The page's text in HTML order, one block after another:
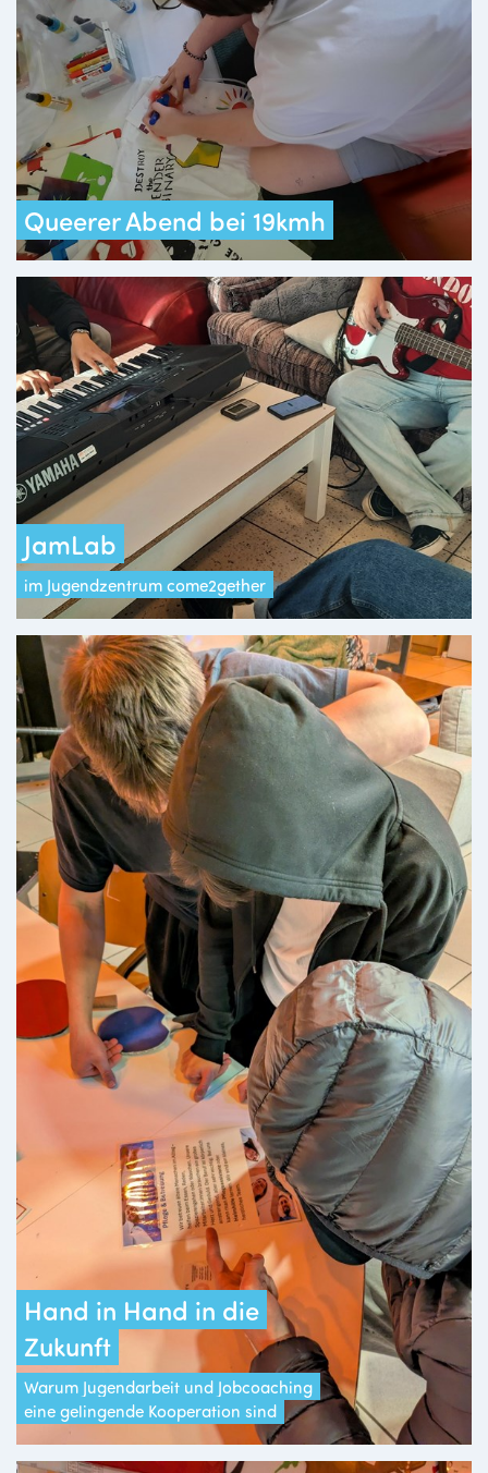
Queerer Abend bei 19kmh
JamLab
im Jugendzentrum come2gether
Hand in Hand in die
Zukunft
Warum Jugendarbeit und Jobcoaching
eine gelingende Kooperation sind